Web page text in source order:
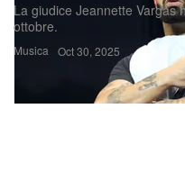
Musica
La giudice Jeannette Vargas
ottobre.
Oct 30, 2025